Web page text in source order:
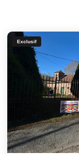
Exclusif